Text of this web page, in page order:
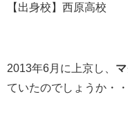
【出身校】西原高校
2013年6月に上京し、
ていたのでしょうか・